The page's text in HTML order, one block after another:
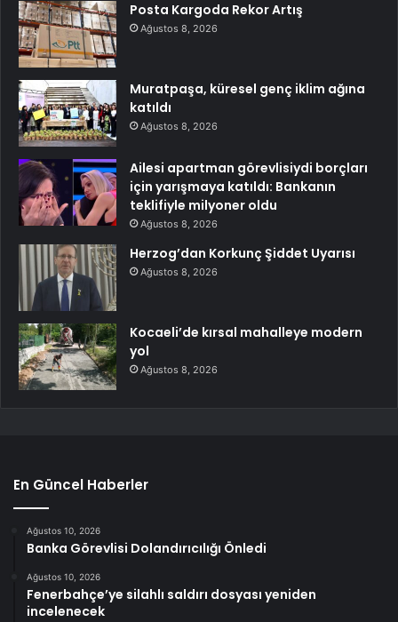
Posta Kargoda Rekor Artış
Ağustos 8, 2026
Muratpaşa, küresel genç iklim ağına
katıldı
Ağustos 8, 2026
Ailesi apartman görevlisiydi borçları
için yarışmaya katıldı: Bankanın
teklifiyle milyoner oldu
Ağustos 8, 2026
Herzog’dan Korkunç Şiddet Uyarısı
Ağustos 8, 2026
Kocaeli’de kırsal mahalleye modern
yol
Ağustos 8, 2026
En Güncel Haberler
Ağustos 10, 2026
Banka Görevlisi Dolandırıcılığı Önledi
Ağustos 10, 2026
Fenerbahçe’ye silahlı saldırı dosyası yeniden
incelenecek